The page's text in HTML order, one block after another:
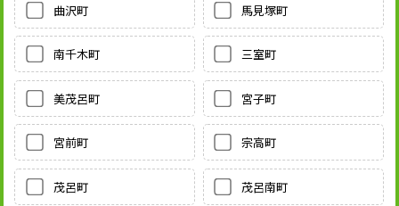
曲沢町 馬見塚町
南千木町 三室町
美茂呂町 宮子町
宮前町 宗高町
茂呂町 茂呂南町